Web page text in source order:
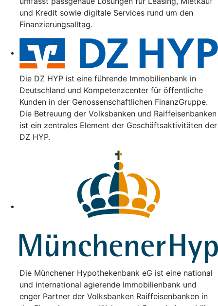
und Kredit sowie digitale Services rund um den
Finanzierungsalltag.
Die DZ HYP ist eine führende Immobilienbank in
Deutschland und Kompetenzcenter für öffentliche
Kunden in der Genossenschaftlichen FinanzGruppe.
Die Betreuung der Volksbanken und Raiffeisenbanken
ist ein zentrales Element der Geschäftsaktivitäten der
DZ HYP.
Die Münchener Hypothekenbank eG ist eine national
und international agierende Immobilienbank und
enger Partner der Volksbanken Raiffeisenbanken in